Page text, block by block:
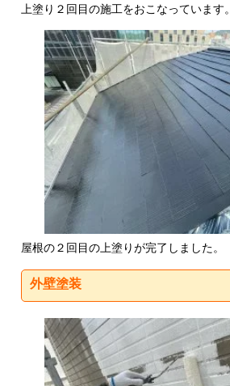
上塗り２回目の施工をおこなっています。
屋根の２回目の上塗りが完了しました。
外壁塗装